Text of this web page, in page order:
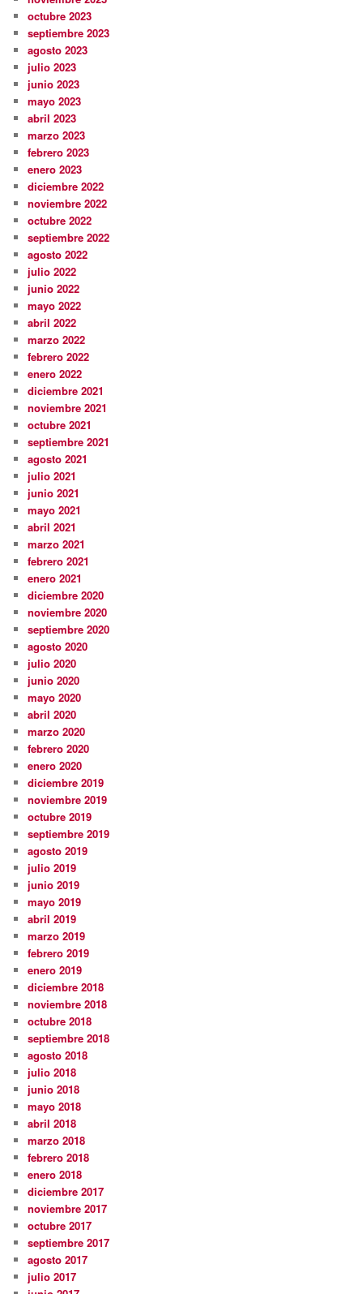
octubre 2023
septiembre 2023
agosto 2023
julio 2023
junio 2023
mayo 2023
abril 2023
marzo 2023
febrero 2023
enero 2023
diciembre 2022
noviembre 2022
octubre 2022
septiembre 2022
agosto 2022
julio 2022
junio 2022
mayo 2022
abril 2022
marzo 2022
febrero 2022
enero 2022
diciembre 2021
noviembre 2021
octubre 2021
septiembre 2021
agosto 2021
julio 2021
junio 2021
mayo 2021
abril 2021
marzo 2021
febrero 2021
enero 2021
diciembre 2020
noviembre 2020
septiembre 2020
agosto 2020
julio 2020
junio 2020
mayo 2020
abril 2020
marzo 2020
febrero 2020
enero 2020
diciembre 2019
noviembre 2019
octubre 2019
septiembre 2019
agosto 2019
julio 2019
junio 2019
mayo 2019
abril 2019
marzo 2019
febrero 2019
enero 2019
diciembre 2018
noviembre 2018
octubre 2018
septiembre 2018
agosto 2018
julio 2018
junio 2018
mayo 2018
abril 2018
marzo 2018
febrero 2018
enero 2018
diciembre 2017
noviembre 2017
octubre 2017
septiembre 2017
agosto 2017
julio 2017